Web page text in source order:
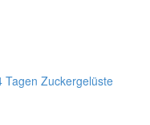
Tagen Zuckergelüste